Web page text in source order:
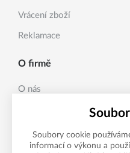
Vrácení zboží
Reklamace
O firmě
O nás
Možnosti platby
Soubory cookie
informací o výkonu a